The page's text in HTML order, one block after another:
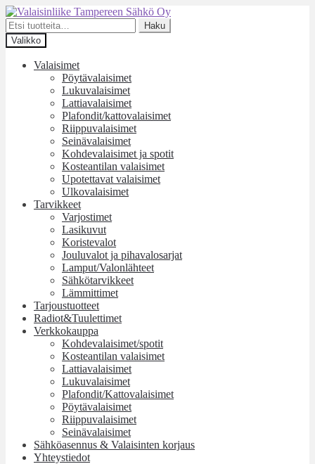
Siirry
navigointiin
Siirry
sisältöön
Etsi:
Haku
Valikko
Valaisimet
Pöytävalaisimet
Lukuvalaisimet
Lattiavalaisimet
Plafondit/kattovalaisimet
Riippuvalaisimet
Seinävalaisimet
Kohdevalaisimet ja spotit
Kosteantilan valaisimet
Upotettavat valaisimet
Ulkovalaisimet
Tarvikkeet
Varjostimet
Lasikuvut
Koristevalot
Jouluvalot ja pihavalosarjat
Lamput/Valonlähteet
Sähkötarvikkeet
Lämmittimet
Tarjoustuotteet
Radiot&Tuulettimet
Verkkokauppa
Kohdevalaisimet/spotit
Kosteantilan valaisimet
Lattiavalaisimet
Lukuvalaisimet
Plafondit/Kattovalaisimet
Pöytävalaisimet
Riippuvalaisimet
Seinävalaisimet
Sähköasennus & Valaisinten korjaus
Yhteystiedot